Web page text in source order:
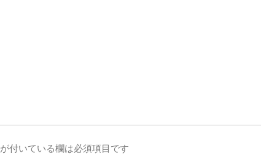
が付いている欄は必須項目です